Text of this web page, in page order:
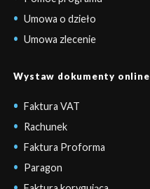
Umowa o dzieło
Umowa zlecenie
Wystaw dokumenty online
Faktura VAT
Rachunek
Faktura Proforma
Paragon